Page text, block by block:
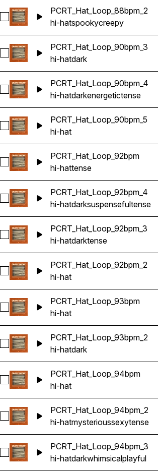
Sélectionnez PCRT_Hat_Loop_88bpm_2
PCRT_Hat_Loop_88bpm_2
hi-hatspookycreepy
Sélectionnez PCRT_Hat_Loop_90bpm_3
PCRT_Hat_Loop_90bpm_3
hi-hatdark
Sélectionnez PCRT_Hat_Loop_90bpm_4
PCRT_Hat_Loop_90bpm_4
hi-hatdarkenergetictense
Sélectionnez PCRT_Hat_Loop_90bpm_5
PCRT_Hat_Loop_90bpm_5
hi-hat
Sélectionnez PCRT_Hat_Loop_92bpm
PCRT_Hat_Loop_92bpm
hi-hattense
Sélectionnez PCRT_Hat_Loop_92bpm_4
PCRT_Hat_Loop_92bpm_4
hi-hatdarksuspensefultense
Sélectionnez PCRT_Hat_Loop_92bpm_3
PCRT_Hat_Loop_92bpm_3
hi-hatdarktense
Sélectionnez PCRT_Hat_Loop_92bpm_2
PCRT_Hat_Loop_92bpm_2
hi-hat
Sélectionnez PCRT_Hat_Loop_93bpm
PCRT_Hat_Loop_93bpm
hi-hat
Sélectionnez PCRT_Hat_Loop_93bpm_2
PCRT_Hat_Loop_93bpm_2
hi-hatdark
Sélectionnez PCRT_Hat_Loop_94bpm
PCRT_Hat_Loop_94bpm
hi-hat
Sélectionnez PCRT_Hat_Loop_94bpm_2
PCRT_Hat_Loop_94bpm_2
hi-hatmysterioussexytense
Sélectionnez PCRT_Hat_Loop_94bpm_3
PCRT_Hat_Loop_94bpm_3
hi-hatdarkwhimsicalplayful